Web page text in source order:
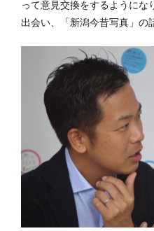
って意見交換をするようにな
出会い、「新潟今昔写真」の